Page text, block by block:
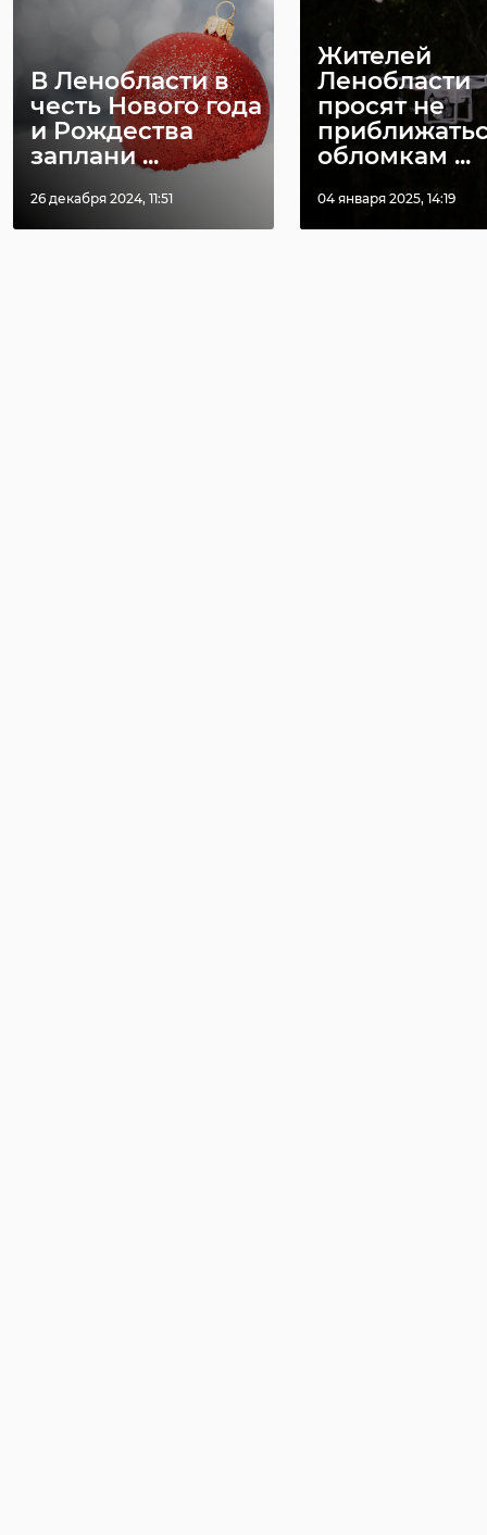
В Ленобласти в
честь Нового года
и Рождества
заплани ...
26 декабря 2024, 11:51
Жителей
Ленобласти
просят не
обломкам ...
04 января 2025, 14:19